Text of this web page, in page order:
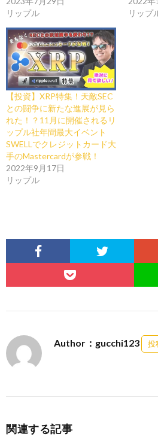
リップル
リップ
【投資】XRP特集！天敵SEC
との闘争に新たな進展が見ら
れた！？11月に開催されるリ
ップル社年間最大イベント
SWELLでクレジットカード大
手のMastercardが参戦！
2022年9月17日
リップル
Author：gucchi123 投
関連する記事